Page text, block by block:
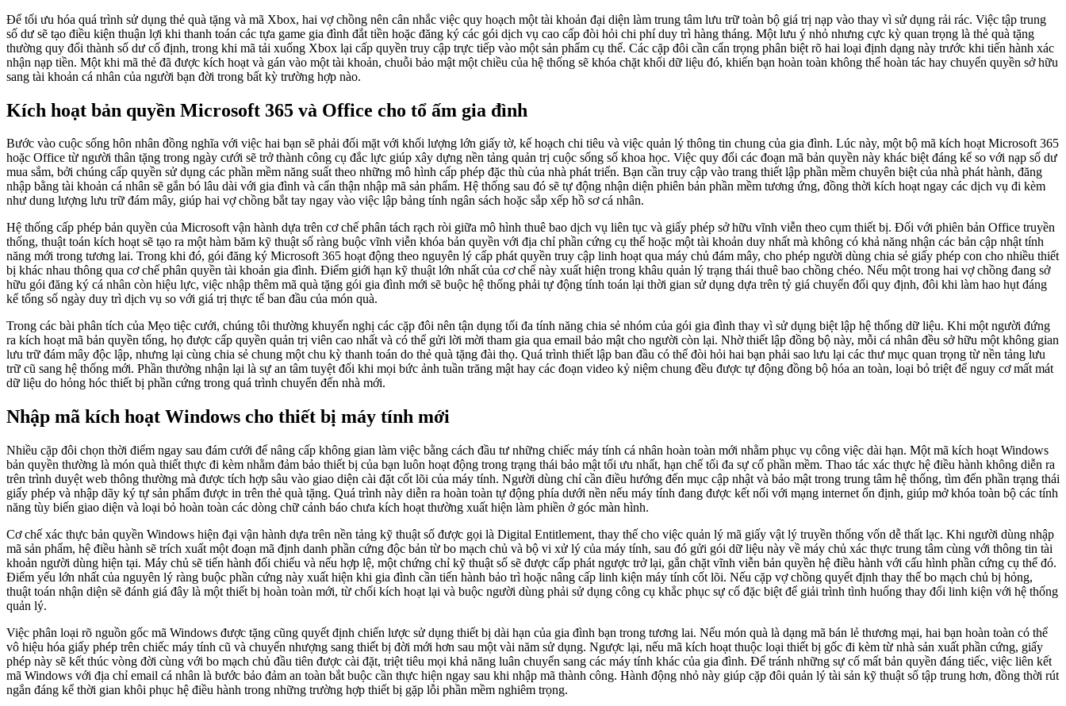
Để tối ưu hóa quá trình sử dụng thẻ quà tặng và mã Xbox, hai vợ chồng nên cân nhắc việc quy hoạch một tài khoản đại diện làm trung tâm lưu trữ toàn bộ giá trị nạp vào thay vì sử dụng rải rác. Việc tập trung
số dư sẽ tạo điều kiện thuận lợi khi thanh toán các tựa game gia đình đắt tiền hoặc đăng ký các gói dịch vụ cao cấp đòi hỏi chi phí duy trì hàng tháng. Một lưu ý nhỏ nhưng cực kỳ quan trọng là thẻ quà tặng
thường quy đổi thành số dư cố định, trong khi mã tải xuống Xbox lại cấp quyền truy cập trực tiếp vào một sản phẩm cụ thể. Các cặp đôi cần cẩn trọng phân biệt rõ hai loại định dạng này trước khi tiến hành xác
nhận nạp tiền. Một khi mã thẻ đã được kích hoạt và gán vào một tài khoản, chuỗi bảo mật một chiều của hệ thống sẽ khóa chặt khối dữ liệu đó, khiến bạn hoàn toàn không thể hoàn tác hay chuyển quyền sở hữu
sang tài khoản cá nhân của người bạn đời trong bất kỳ trường hợp nào.
Kích hoạt bản quyền Microsoft 365 và Office cho tổ ấm gia đình
Bước vào cuộc sống hôn nhân đồng nghĩa với việc hai bạn sẽ phải đối mặt với khối lượng lớn giấy tờ, kế hoạch chi tiêu và việc quản lý thông tin chung của gia đình. Lúc này, một bộ mã kích hoạt Microsoft 365
hoặc Office từ người thân tặng trong ngày cưới sẽ trở thành công cụ đắc lực giúp xây dựng nền tảng quản trị cuộc sống số khoa học. Việc quy đổi các đoạn mã bản quyền này khác biệt đáng kể so với nạp số dư
mua sắm, bởi chúng cấp quyền sử dụng các phần mềm năng suất theo những mô hình cấp phép đặc thù của nhà phát triển. Bạn cần truy cập vào trang thiết lập phần mềm chuyên biệt của nhà phát hành, đăng
nhập bằng tài khoản cá nhân sẽ gắn bó lâu dài với gia đình và cẩn thận nhập mã sản phẩm. Hệ thống sau đó sẽ tự động nhận diện phiên bản phần mềm tương ứng, đồng thời kích hoạt ngay các dịch vụ đi kèm
như dung lượng lưu trữ đám mây, giúp hai vợ chồng bắt tay ngay vào việc lập bảng tính ngân sách hoặc sắp xếp hồ sơ cá nhân.
Hệ thống cấp phép bản quyền của Microsoft vận hành dựa trên cơ chế phân tách rạch ròi giữa mô hình thuê bao dịch vụ liên tục và giấy phép sở hữu vĩnh viễn theo cụm thiết bị. Đối với phiên bản Office truyền
thống, thuật toán kích hoạt sẽ tạo ra một hàm băm kỹ thuật số ràng buộc vĩnh viễn khóa bản quyền với địa chỉ phần cứng cụ thể hoặc một tài khoản duy nhất mà không có khả năng nhận các bản cập nhật tính
năng mới trong tương lai. Trong khi đó, gói đăng ký Microsoft 365 hoạt động theo nguyên lý cấp phát quyền truy cập linh hoạt qua máy chủ đám mây, cho phép người dùng chia sẻ giấy phép con cho nhiều thiết
bị khác nhau thông qua cơ chế phân quyền tài khoản gia đình. Điểm giới hạn kỹ thuật lớn nhất của cơ chế này xuất hiện trong khâu quản lý trạng thái thuê bao chồng chéo. Nếu một trong hai vợ chồng đang sở
hữu gói đăng ký cá nhân còn hiệu lực, việc nhập thêm mã quà tặng gói gia đình mới sẽ buộc hệ thống phải tự động tính toán lại thời gian sử dụng dựa trên tỷ giá chuyển đổi quy định, đôi khi làm hao hụt đáng
kể tổng số ngày duy trì dịch vụ so với giá trị thực tế ban đầu của món quà.
Trong các bài phân tích của Mẹo tiệc cưới, chúng tôi thường khuyến nghị các cặp đôi nên tận dụng tối đa tính năng chia sẻ nhóm của gói gia đình thay vì sử dụng biệt lập hệ thống dữ liệu. Khi một người đứng
ra kích hoạt mã bản quyền tổng, họ được cấp quyền quản trị viên cao nhất và có thể gửi lời mời tham gia qua email bảo mật cho người còn lại. Nhờ thiết lập đồng bộ này, mỗi cá nhân đều sở hữu một không gian
lưu trữ đám mây độc lập, nhưng lại cùng chia sẻ chung một chu kỳ thanh toán do thẻ quà tặng đài thọ. Quá trình thiết lập ban đầu có thể đòi hỏi hai bạn phải sao lưu lại các thư mục quan trọng từ nền tảng lưu
trữ cũ sang hệ thống mới. Phần thưởng nhận lại là sự an tâm tuyệt đối khi mọi bức ảnh tuần trăng mật hay các đoạn video kỷ niệm chung đều được tự động đồng bộ hóa an toàn, loại bỏ triệt để nguy cơ mất mát
dữ liệu do hỏng hóc thiết bị phần cứng trong quá trình chuyển đến nhà mới.
Nhập mã kích hoạt Windows cho thiết bị máy tính mới
Nhiều cặp đôi chọn thời điểm ngay sau đám cưới để nâng cấp không gian làm việc bằng cách đầu tư những chiếc máy tính cá nhân hoàn toàn mới nhằm phục vụ công việc dài hạn. Một mã kích hoạt Windows
bản quyền thường là món quà thiết thực đi kèm nhằm đảm bảo thiết bị của bạn luôn hoạt động trong trạng thái bảo mật tối ưu nhất, hạn chế tối đa sự cố phần mềm. Thao tác xác thực hệ điều hành không diễn ra
trên trình duyệt web thông thường mà được tích hợp sâu vào giao diện cài đặt cốt lõi của máy tính. Người dùng chỉ cần điều hướng đến mục cập nhật và bảo mật trong trung tâm hệ thống, tìm đến phần trạng thái
giấy phép và nhập dãy ký tự sản phẩm được in trên thẻ quà tặng. Quá trình này diễn ra hoàn toàn tự động phía dưới nền nếu máy tính đang được kết nối với mạng internet ổn định, giúp mở khóa toàn bộ các tính
năng tùy biến giao diện và loại bỏ hoàn toàn các dòng chữ cảnh báo chưa kích hoạt thường xuất hiện làm phiền ở góc màn hình.
Cơ chế xác thực bản quyền Windows hiện đại vận hành dựa trên nền tảng kỹ thuật số được gọi là Digital Entitlement, thay thế cho việc quản lý mã giấy vật lý truyền thống vốn dễ thất lạc. Khi người dùng nhập
mã sản phẩm, hệ điều hành sẽ trích xuất một đoạn mã định danh phần cứng độc bản từ bo mạch chủ và bộ vi xử lý của máy tính, sau đó gửi gói dữ liệu này về máy chủ xác thực trung tâm cùng với thông tin tài
khoản người dùng hiện tại. Máy chủ sẽ tiến hành đối chiếu và nếu hợp lệ, một chứng chỉ kỹ thuật số sẽ được cấp phát ngược trở lại, gắn chặt vĩnh viễn bản quyền hệ điều hành với cấu hình phần cứng cụ thể đó.
Điểm yếu lớn nhất của nguyên lý ràng buộc phần cứng này xuất hiện khi gia đình cần tiến hành bảo trì hoặc nâng cấp linh kiện máy tính cốt lõi. Nếu cặp vợ chồng quyết định thay thế bo mạch chủ bị hỏng,
thuật toán nhận diện sẽ đánh giá đây là một thiết bị hoàn toàn mới, từ chối kích hoạt lại và buộc người dùng phải sử dụng công cụ khắc phục sự cố đặc biệt để giải trình tình huống thay đổi linh kiện với hệ thống
quản lý.
Việc phân loại rõ nguồn gốc mã Windows được tặng cũng quyết định chiến lược sử dụng thiết bị dài hạn của gia đình bạn trong tương lai. Nếu món quà là dạng mã bán lẻ thương mại, hai bạn hoàn toàn có thể
vô hiệu hóa giấy phép trên chiếc máy tính cũ và chuyển nhượng sang thiết bị đời mới hơn sau một vài năm sử dụng. Ngược lại, nếu mã kích hoạt thuộc loại thiết bị gốc đi kèm từ nhà sản xuất phần cứng, giấy
phép này sẽ kết thúc vòng đời cùng với bo mạch chủ đầu tiên được cài đặt, triệt tiêu mọi khả năng luân chuyển sang các máy tính khác của gia đình. Để tránh những sự cố mất bản quyền đáng tiếc, việc liên kết
mã Windows với địa chỉ email cá nhân là bước bảo đảm an toàn bắt buộc cần thực hiện ngay sau khi nhập mã thành công. Hành động nhỏ này giúp cặp đôi quản lý tài sản kỹ thuật số tập trung hơn, đồng thời rút
ngắn đáng kể thời gian khôi phục hệ điều hành trong những trường hợp thiết bị gặp lỗi phần mềm nghiêm trọng.